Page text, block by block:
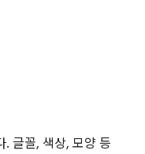
글꼴, 색상, 모양 등